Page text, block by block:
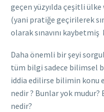
geçen yüzyılda çeşitli
(yani pratiğe geçirilerek
olarak sınavını
Daha önemli bir şeyi
tüm bilgi sadece bilimsel
iddia edilirse bilimin konu
nedir ? Bunlar yok
nedir?